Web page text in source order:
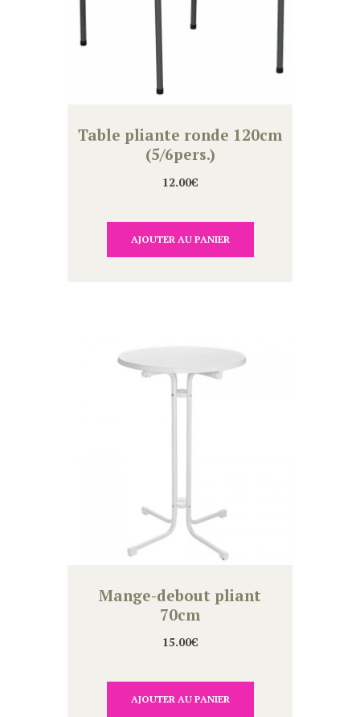
Table pliante ronde 120cm
(5/6pers.)
12.00€
AJOUTER AU PANIER
Mange-debout pliant
70cm
15.00€
AJOUTER AU PANIER